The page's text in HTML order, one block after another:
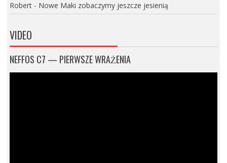
Robert- Nowe Maki zobaczymy jeszcze jesienią
VIDEO
NEFFOS C7 — PIERWSZE WRAŻENIA